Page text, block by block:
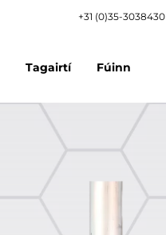
+31 (0)35-3038430
Tagairtí Fúinn